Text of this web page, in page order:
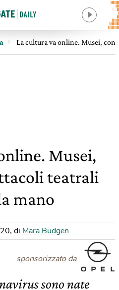
La cultura va online. Musei,
Musei,
teatrali
mano
, di Mara Budgen
sponsorizzato da
sono nate